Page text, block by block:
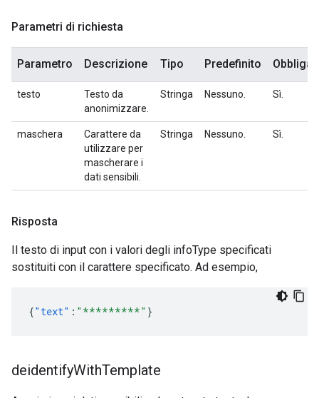
Parametri di richiesta
Parametro Descrizione Tipo Predefinito
testo
Testo da
anonimizzare.
Stringa Nessuno. Sì.
maschera
Carattere da
utilizzare per
mascherare i
dati sensibili.
Stringa Nessuno. Sì.
Risposta
Il testo di input con i valori degli infoType specificati
sostituiti con il carattere specificato. Ad esempio,
{"text" : "*********" }
deidentifyWithTemplate